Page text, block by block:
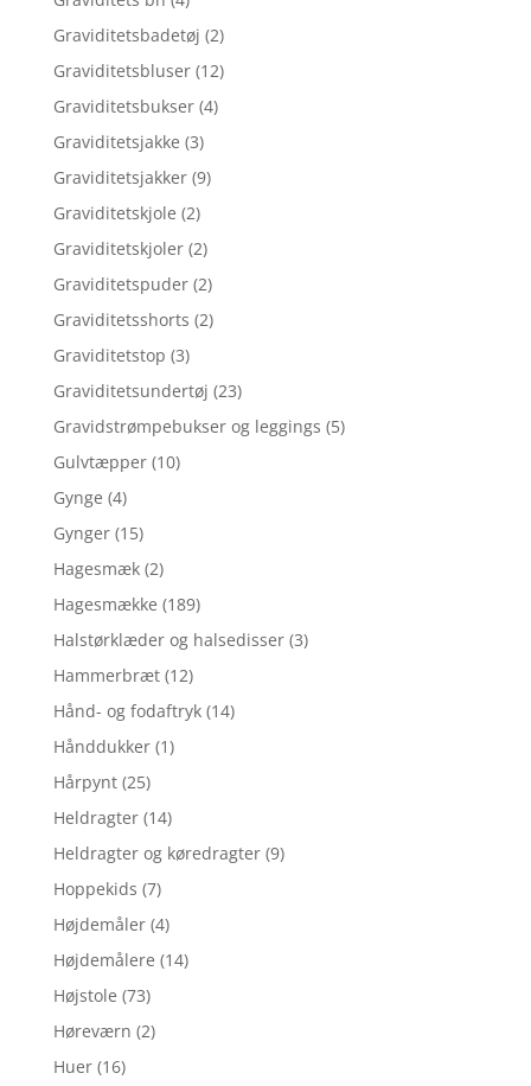
Graviditetsbadetøj (2)
Graviditetsbluser (12)
Graviditetsbukser (4)
Graviditetsjakke (3)
Graviditetsjakker (9)
Graviditetskjole (2)
Graviditetskjoler (2)
Graviditetspuder (2)
Graviditetsshorts (2)
Graviditetstop (3)
Graviditetsundertøj (23)
Gravidstrømpebukser og leggings (5)
Gulvtæpper (10)
Gynge (4)
Gynger (15)
Hagesmæk (2)
Hagesmække (189)
Halstørklæder og halsedisser (3)
Hammerbræt (12)
Hånd- og fodaftryk (14)
Hånddukker (1)
Hårpynt (25)
Heldragter (14)
Heldragter og køredragter (9)
Hoppekids (7)
Højdemåler (4)
Højdemålere (14)
Højstole (73)
Høreværn (2)
Huer (16)